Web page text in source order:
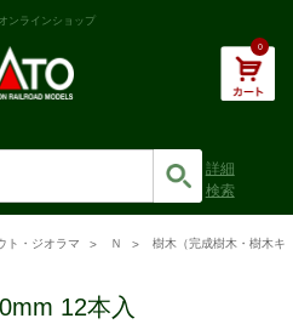
ンラインショップ
0
詳細
検索
ト・ジオラマ Ｎ
樹木（完成樹木・樹木キ
12本入